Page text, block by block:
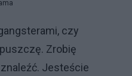
czy
Zrobię
Jesteście